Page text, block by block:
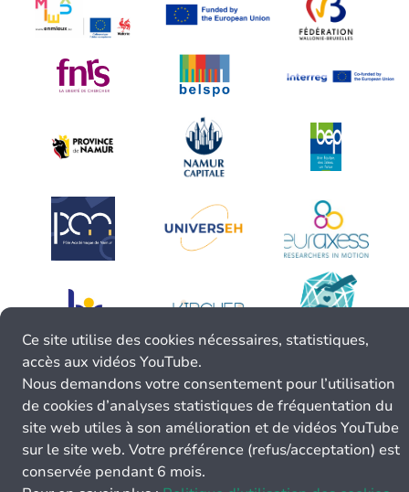
Ce site utilise des cookies nécessaires, statistiques,
accès aux vidéos YouTube.
Nous demandons votre consentement pour l’utilisation
de cookies d’analyses statistiques de fréquentation du
site web utiles à son amélioration et de vidéos YouTube
sur le site web. Votre préférence (refus/acceptation) est
conservée pendant 6 mois.